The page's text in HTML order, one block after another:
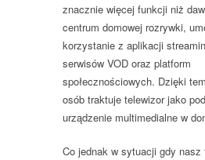
znacznie więcej funkcji niż
centrum domowej rozrywki,
korzystanie z aplikacji
serwisów VOD oraz platform
społecznościowych. Dzięki
osób traktuje telewizor jako
urządzenie multimedialne w
Co jednak w sytuacji gdy nasz